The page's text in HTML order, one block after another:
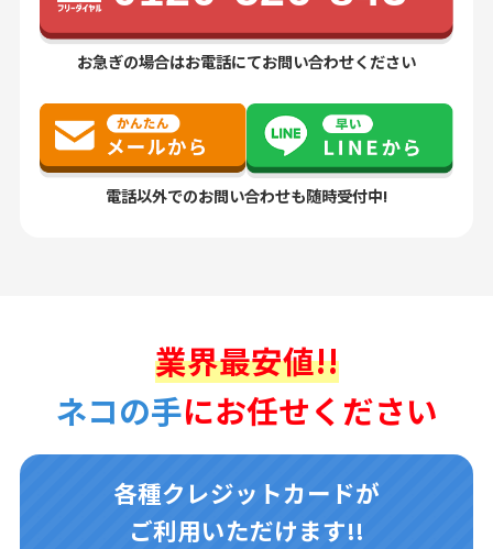
お急ぎの場合はお電話にてお問い合わせください
電話以外でのお問い合わせも随時受付中!
業界最安値!!
ネコの手にお任せください
各種クレジットカードが
ご利用いただけます!!